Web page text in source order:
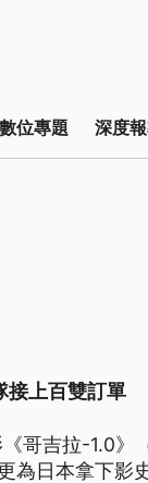
數位專題 深度
接上百雙訂單
哥吉拉-1.0》
日本拿下影